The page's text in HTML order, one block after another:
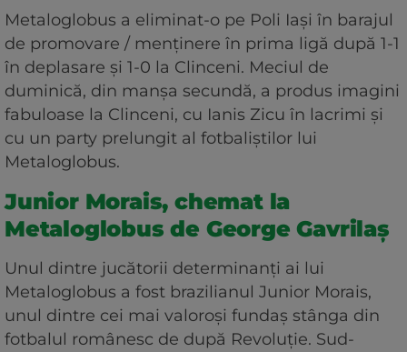
Metaloglobus a eliminat-o pe Poli Iași în barajul
de promovare / menținere în prima ligă după 1-1
în deplasare și 1-0 la Clinceni. Meciul de
duminică, din manșa secundă, a produs imagini
fabuloase la Clinceni, cu Ianis Zicu în lacrimi și
cu un party prelungit al fotbaliștilor lui
Metaloglobus.
Junior Morais, chemat la
Metaloglobus de George Gavrilaș
Unul dintre jucătorii determinanți ai lui
Metaloglobus a fost brazilianul Junior Morais,
unul dintre cei mai valoroși fundaș stânga din
fotbalul românesc de după Revoluție. Sud-